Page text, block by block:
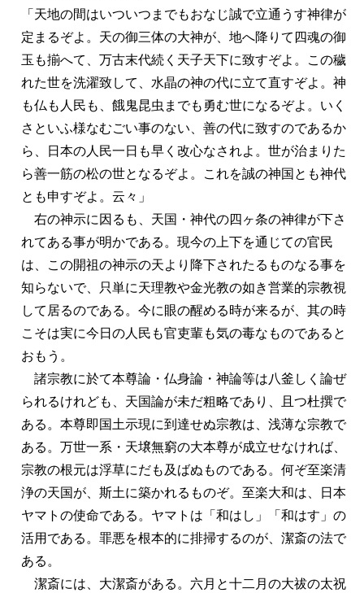
「天地の間はいついつまでもおなじ誠で立通うす神律が
定まるぞよ。天の御三体の大神が、地へ降りて四魂の御
玉も揃へて、万古末代続く天子天下に致すぞよ。この穢
れた世を洗濯致して、水晶の神の代に立て直すぞよ。神
も仏も人民も、餓鬼昆虫までも勇む世になるぞよ。いく
さといふ様なむごい事のない、善の代に致すのであるか
ら、日本の人民一日も早く改心なされよ。世が治まりた
ら善一筋の松の世となるぞよ。これを誠の神国とも神代
とも申すぞよ。云々」
右の神示に因るも、天国・神代の四ヶ条の神律が下さ
れてある事が明かである。現今の上下を通じての官民
は、この開祖の神示の天より降下されたるものなる事を
知らないで、只単に天理教や金光教の如き営業的宗教視
して居るのである。今に眼の醒める時が来るが、其の時
こそは実に今日の人民も官吏輩も気の毒なものであると
おもう。
諸宗教に於て本尊論・仏身論・神論等は八釜しく論ぜ
られるけれども、天国論が未だ粗略であり、且つ杜撰で
ある。本尊即国土示現に到達せぬ宗教は、浅薄な宗教で
ある。万世一系・天壌無窮の大本尊が成立せなければ、
宗教の根元は浮草にだも及ばぬものである。何ぞ至楽清
浄の天国が、斯土に築かれるものぞ。至楽大和は、日本
ヤマトの使命である。ヤマトは「和はし」「和はす」の
活用である。罪悪を根本的に排掃するのが、潔斎の法で
ある。
潔斎には、大潔斎がある。六月と十二月の大祓の太祝